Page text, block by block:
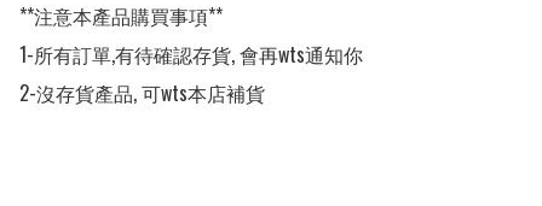
**注意本產品購買事項**
1-所有訂單,有待確認存貨, 會再wts通知你
2-沒存貨產品, 可wts本店補貨